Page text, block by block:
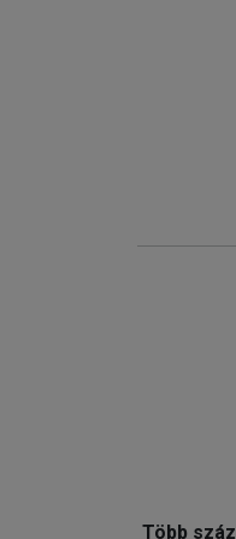
Több száz